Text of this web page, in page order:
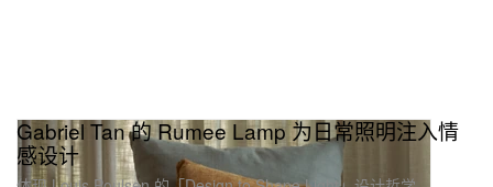
Gabriel Tan 的 Rumee Lamp 为日常照明注入情
感设计